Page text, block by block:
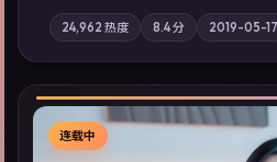
一次普通通勤演变成全城关注的生
气质；站内亦可通过「国产免费观
索同类型高分佳作，畅享高清在线
24,962 热度 8.4分 2019-05-17
连载中